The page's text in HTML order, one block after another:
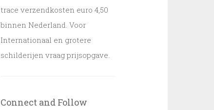
trace verzendkosten euro 4,50
binnen Nederland. Voor
Internationaal en grotere
schilderijen vraag prijsopgave.
Connect and Follow